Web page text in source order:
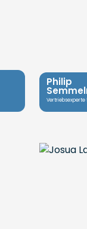
Philip
Vertriebsexperte